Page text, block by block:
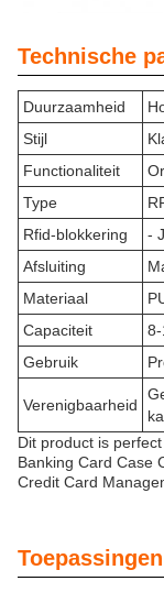
Technische
Duurzaamheid
Stijl
Functionaliteit
Type
Rfid-blokkering
-
Afsluiting
Materiaal
Capaciteit
Gebruik
Verenigbaarheid
Dit product is
Banking Card Case
Credit Card